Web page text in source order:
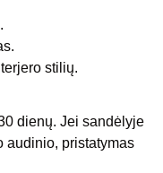
stilių.
dienų. Jei sandėlyje
audinio, pristatymas